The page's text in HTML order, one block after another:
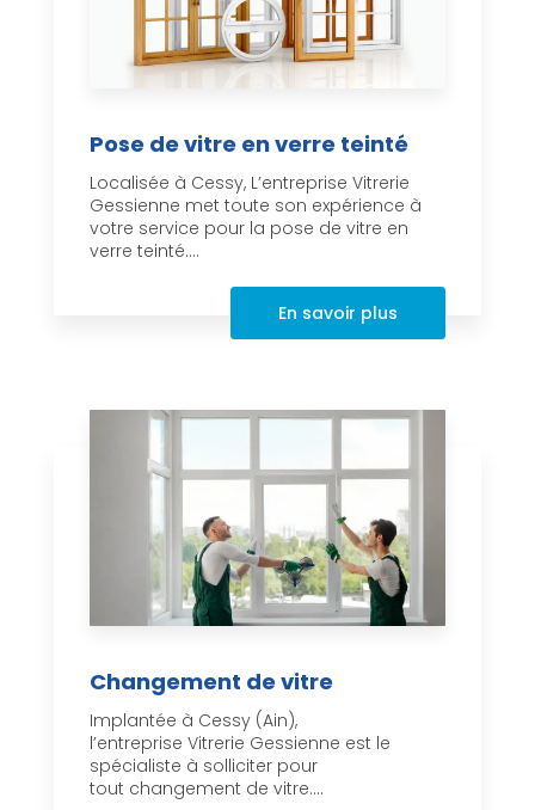
Pose de vitre en verre teinté
Localisée à Cessy, L’entreprise Vitrerie
Gessienne met toute son expérience à
votre service pour la pose de vitre en
verre teinté....
En savoir plus
Changement de vitre
Implantée à Cessy (Ain),
l’entreprise Vitrerie Gessienne est le
spécialiste à solliciter pour
tout changement de vitre....